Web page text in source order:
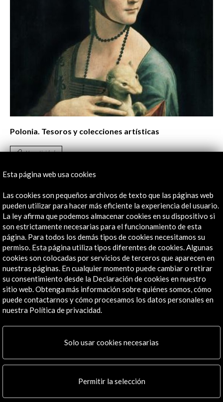
Polonia. Tesoros y colecciones artísticas
Ver actividad
Línea de tiempo
13 Jul - 09 Oct 2011
Museo Nacional de Cracovia
Cracovia, Polonia
Recibe las últimas NOVEDADES
Suscríbete a nuestro boletín digital Ver último boletín
Esta página web usa cookies
Las cookies son pequeños archivos de texto que las páginas web
pueden utilizar para hacer más eficiente la experiencia del usuario.
La ley afirma que podemos almacenar cookies en su dispositivo si
son estrictamente necesarias para el funcionamiento de esta
página. Para todos los demás tipos de cookies necesitamos su
permiso. Esta página utiliza tipos diferentes de cookies. Algunas
cookies son colocadas por servicios de terceros que aparecen en
nuestras páginas. En cualquier momento puede cambiar o retirar
su consentimiento desde la Declaración de cookies en nuestro
sitio web. Obtenga más información sobre quiénes somos, cómo
puede contactarnos y cómo procesamos los datos personales en
nuestra Política de privacidad.
Solo usar cookies necesarias
Permitir la selección